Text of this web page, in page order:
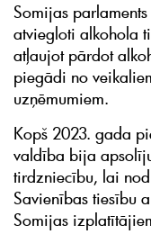
Somijas
atviegloti alkohola
atļaujot pārdot
piegādi no
uzņēmumiem.
Kopš 2023. gada
valdība bija
tirdzniecību, lai
Savienības tiesību
Somijas